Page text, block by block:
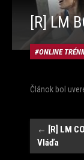
[R] LM
ONLINE
Článok bol
Post
navigation
← [R] LM
Vláďa